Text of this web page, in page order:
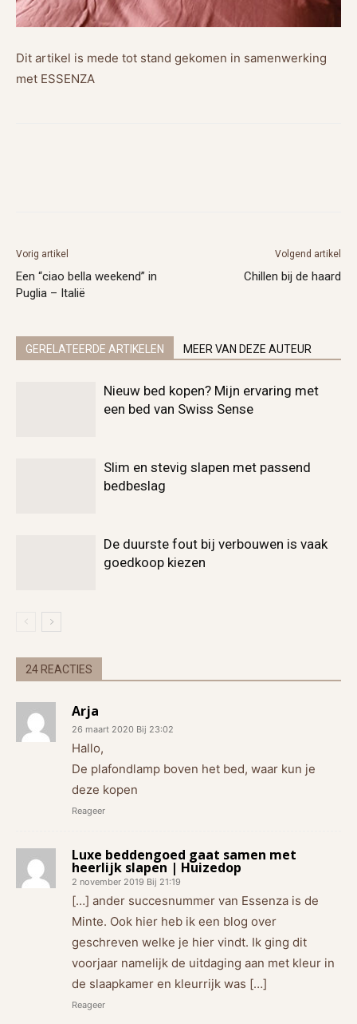
Dit artikel is mede tot stand gekomen in samenwerking
met ESSENZA
Vorig artikel
Een “ciao bella weekend” in
Puglia – Italië
Volgend artikel
Chillen bij de haard
GERELATEERDE ARTIKELEN MEER VAN DEZE AUTEUR
Nieuw bed kopen? Mijn ervaring met
een bed van Swiss Sense
Slim en stevig slapen met passend
bedbeslag
De duurste fout bij verbouwen is vaak
goedkoop kiezen
24 REACTIES
Arja
26 maart 2020 Bij 23:02
Hallo,
De plafondlamp boven het bed, waar kun je
deze kopen
Reageer
Luxe beddengoed gaat samen met
heerlijk slapen | Huizedop
2 november 2019 Bij 21:19
[…] ander succesnummer van Essenza is de
Minte. Ook hier heb ik een blog over
geschreven welke je hier vindt. Ik ging dit
voorjaar namelijk de uitdaging aan met kleur in
de slaapkamer en kleurrijk was […]
Reageer